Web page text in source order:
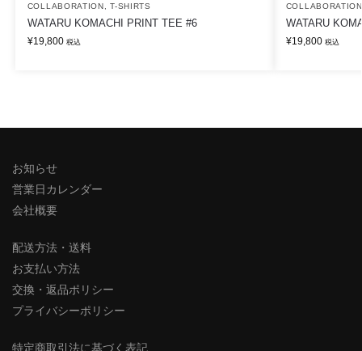
COLLABORATION ,T-SHIRTS
WATARU KOMACHI PRINT TEE #6
¥19,800 税込
COLLABORATION
WATARU
¥19,800 税込
お知らせ
営業日カレンダー
会社概要
配送方法・送料
お支払い方法
交換・返品ポリシー
プライバシーポリシー
特定商取引法に基づく表記